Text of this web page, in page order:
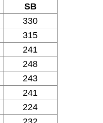
SB
330
315
241
248
243
241
224